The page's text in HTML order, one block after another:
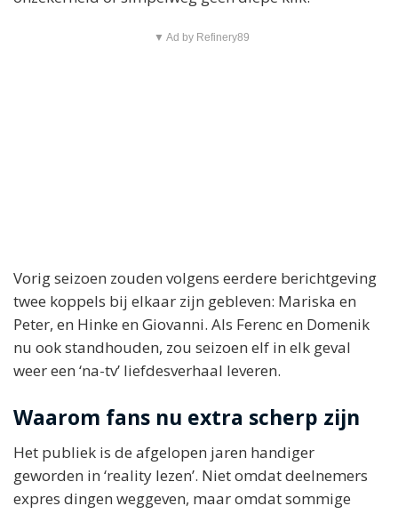
▼ Ad by Refinery89
Vorig seizoen zouden volgens eerdere berichtgeving
twee koppels bij elkaar zijn gebleven: Mariska en
Peter, en Hinke en Giovanni. Als Ferenc en Domenik
nu ook standhouden, zou seizoen elf in elk geval
weer een ‘na-tv’ liefdesverhaal leveren.
Waarom fans nu extra scherp zijn
Het publiek is de afgelopen jaren handiger
geworden in ‘reality lezen’. Niet omdat deelnemers
expres dingen weggeven, maar omdat sommige